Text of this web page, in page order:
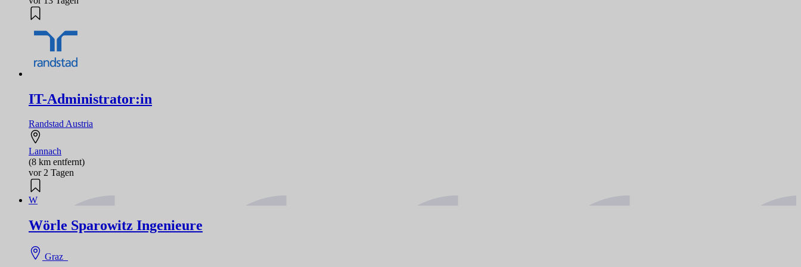
IT-Administrator:in
Randstad Austria
Lannach
(8 km entfernt)
vor 2 Tagen
W
Wörle Sparowitz Ingenieure
Graz